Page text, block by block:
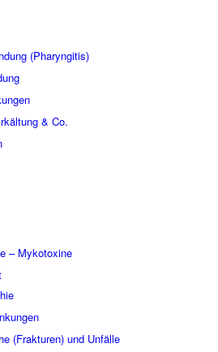
(Pharyngitis)
& Co.
– Mykotoxine
(Frakturen) und Unfälle